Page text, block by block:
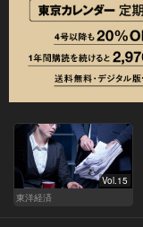
Vol.15
東洋経済